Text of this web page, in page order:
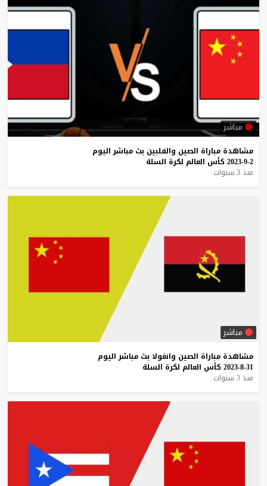
مباشر
مشاهدة مباراة الصين والفلبين بث مباشر اليوم
2-9-2023
كأس العالم لكرة السلة
منذ 3 سنوات
مباشر
مشاهدة مباراة الصين وانغولا بث مباشر اليوم
31-8-2023
كأس العالم لكرة السلة
منذ 3 سنوات